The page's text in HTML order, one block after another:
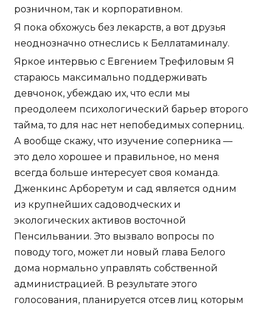
розничном, так и корпоративном.
Я пока обхожусь без лекарств, а вот друзья
неоднозначно отнеслись к Беллатаминалу.
Яркое интервью с Евгением Трефиловым Я
стараюсь максимально поддерживать
девчонок, убеждаю их, что если мы
преодолеем психологический барьер второго
тайма, то для нас нет непобедимых соперниц.
А вообще скажу, что изучение соперника —
это дело хорошее и правильное, но меня
всегда больше интересует своя команда.
Дженкинс Арборетум и сад является одним
из крупнейших садоводческих и
экологических активов восточной
Пенсильвании. Это вызвало вопросы по
поводу того, может ли новый глава Белого
дома нормально управлять собственной
администрацией. В результате этого
голосования, планируется отсев лиц которым